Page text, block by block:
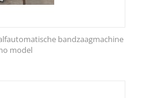
bandzaagmachine
model